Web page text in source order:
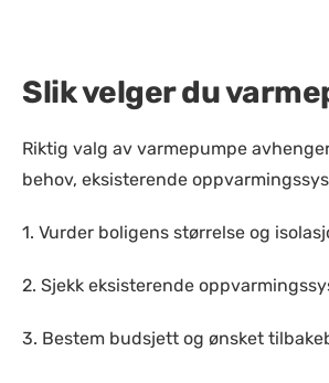
Slik velger du
Riktig valg av varmepumpe
behov, eksisterende
1. Vurder boligens størrelse og
2. Sjekk eksisterende
3. Bestem budsjett og ønsket